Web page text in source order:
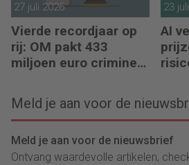
27 juli 2026
Vierde recordjaar op
rij: OM pakt 433
miljoen euro crimineel
23
AI
Meld je aan voor de
Meld je aan voor de nieuwsbrief
Ontvang waardevolle artikelen,